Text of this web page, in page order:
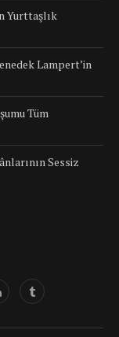
Yurttaşlık
Lampert’in
Tüm
Sessiz